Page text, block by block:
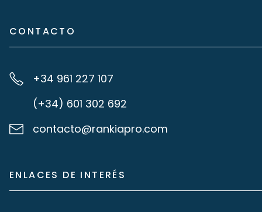
CONTACTO
+34 961 227 107
(+34) 601 302 692
contacto@rankiapro.com
ENLACES DE INTERÉS